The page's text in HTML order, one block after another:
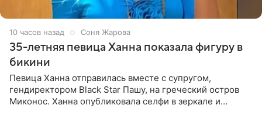
10 часов назад Соня Жарова
35-летняя певица Ханна показала фигуру в
бикини
Певица Ханна отправилась вместе с супругом,
гендиректором Black Star Пашу, на греческий остров
Миконос. Ханна опубликовала селфи в зеркале и